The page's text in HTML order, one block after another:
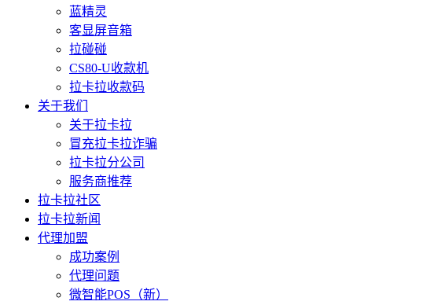
蓝精灵
客显屏音箱
拉碰碰
CS80-U收款机
拉卡拉收款码
关于我们
关于拉卡拉
冒充拉卡拉诈骗
拉卡拉分公司
服务商推荐
拉卡拉社区
拉卡拉新闻
代理加盟
成功案例
代理问题
微智能POS（新）